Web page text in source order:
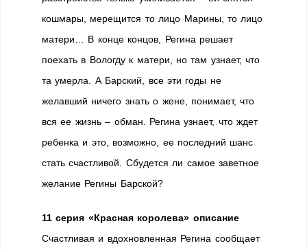
кошмары, мерещится то лицо Марины, то лицо
матери… В конце концов, Регина решает
поехать в Вологду к матери, но там узнает, что
та умерла. А Барский, все эти годы не
желавший ничего знать о жене, понимает, что
вся ее жизнь – обман. Регина узнает, что ждет
ребенка и это, возможно, ее последний шанс
стать счастливой. Сбудется ли самое заветное
желание Регины Барской?
11 серия «Красная королева» описание
Счастливая и вдохновленная Регина сообщает